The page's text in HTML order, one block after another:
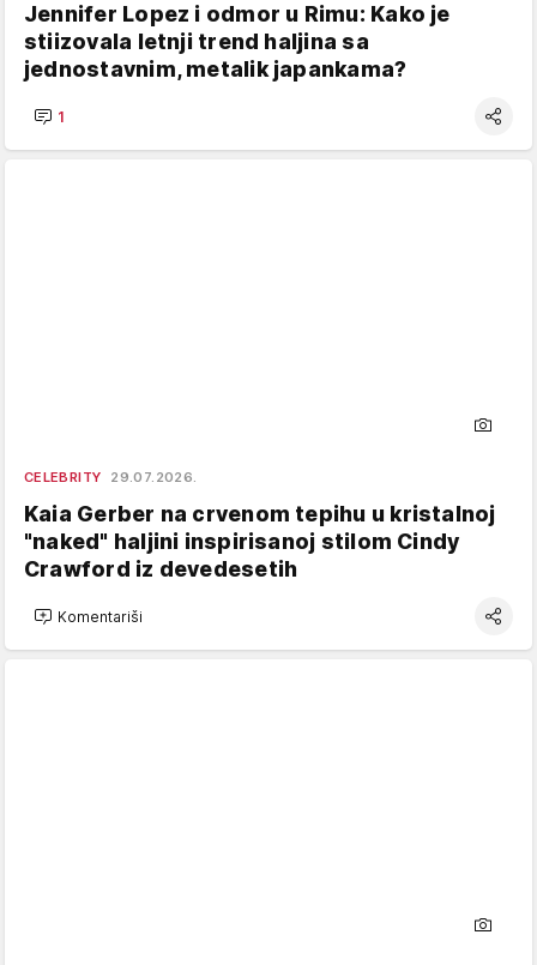
Jennifer Lopez i odmor u Rimu: Kako je
stiizovala letnji trend haljina sa
jednostavnim, metalik japankama?
1
CELEBRITY 29.07.2026.
Kaia Gerber na crvenom tepihu u kristalnoj
"naked" haljini inspirisanoj stilom Cindy
Crawford iz devedesetih
Komentariši